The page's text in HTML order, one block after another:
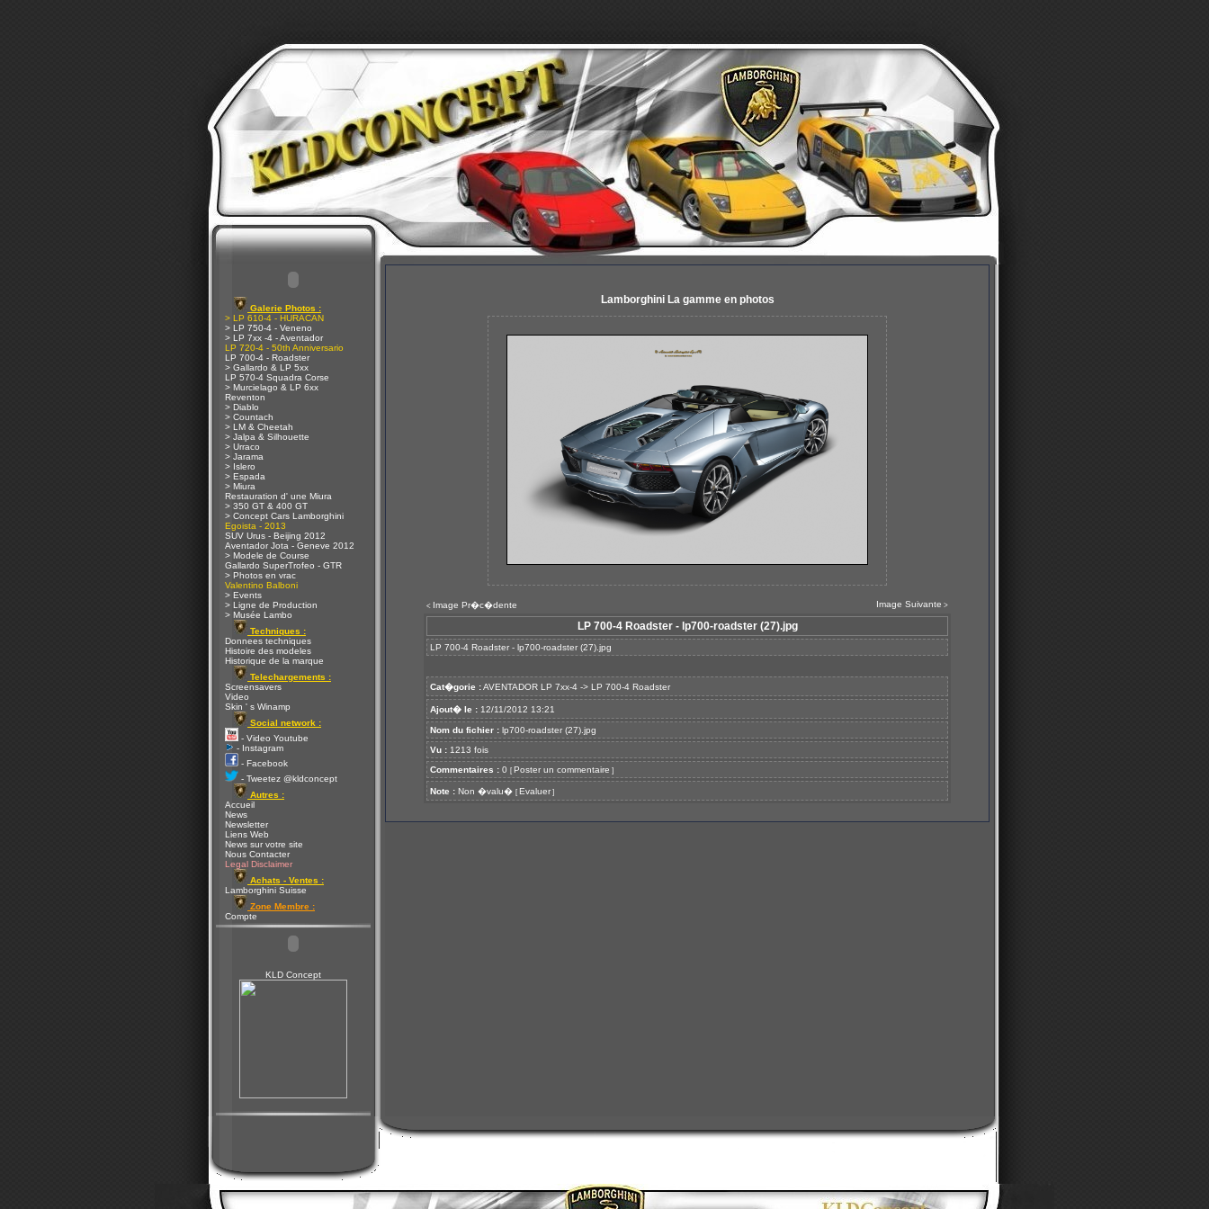
Galerie Photos :
> LP 610-4 - HURACAN
> LP 750-4 - Veneno
> LP 7xx -4 - Aventador
LP 720-4 - 50th Anniversario
LP 700-4 - Roadster
> Gallardo & LP 5xx
LP 570-4 Squadra Corse
> Murcielago & LP 6xx
Reventon
> Diablo
> Countach
> LM & Cheetah
> Jalpa & Silhouette
> Urraco
> Jarama
> Islero
> Espada
> Miura
Restauration d' une Miura
> 350 GT & 400 GT
> Concept Cars Lamborghini
Egoista - 2013
SUV Urus - Beijing 2012
Aventador Jota - Geneve 2012
> Modele de Course
Gallardo SuperTrofeo - GTR
> Photos en vrac
Valentino Balboni
> Events
> Ligne de Production
> Musée Lambo
Techniques :
Donnees techniques
Histoire des modeles
Historique de la marque
Telechargements :
Screensavers
Video
Skin ' s Winamp
Social network :
- Video Youtube
- Instagram
- Facebook
- Tweetez @kldconcept
Autres :
Accueil
News
Newsletter
Liens Web
News sur votre site
Nous Contacter
Legal Disclaimer
Achats - Ventes :
Lamborghini Suisse
Zone Membre :
Compte
KLD Concept
Lamborghini La gamme en photos
< Image Pr�c�dente Image Suivante >
LP 700-4 Roadster - lp700-roadster (27).jpg
LP 700-4 Roadster - lp700-roadster (27).jpg
Cat�gorie :AVENTADOR LP 7xx-4 -> LP 700-4 Roadster
Ajout� le : 12/11/2012 13:21
Nom du fichier : lp700-roadster (27).jpg
Vu : 1213 fois
Commentaires : 0 [ Poster un commentaire ]
Note : Non �valu� [ Evaluer ]